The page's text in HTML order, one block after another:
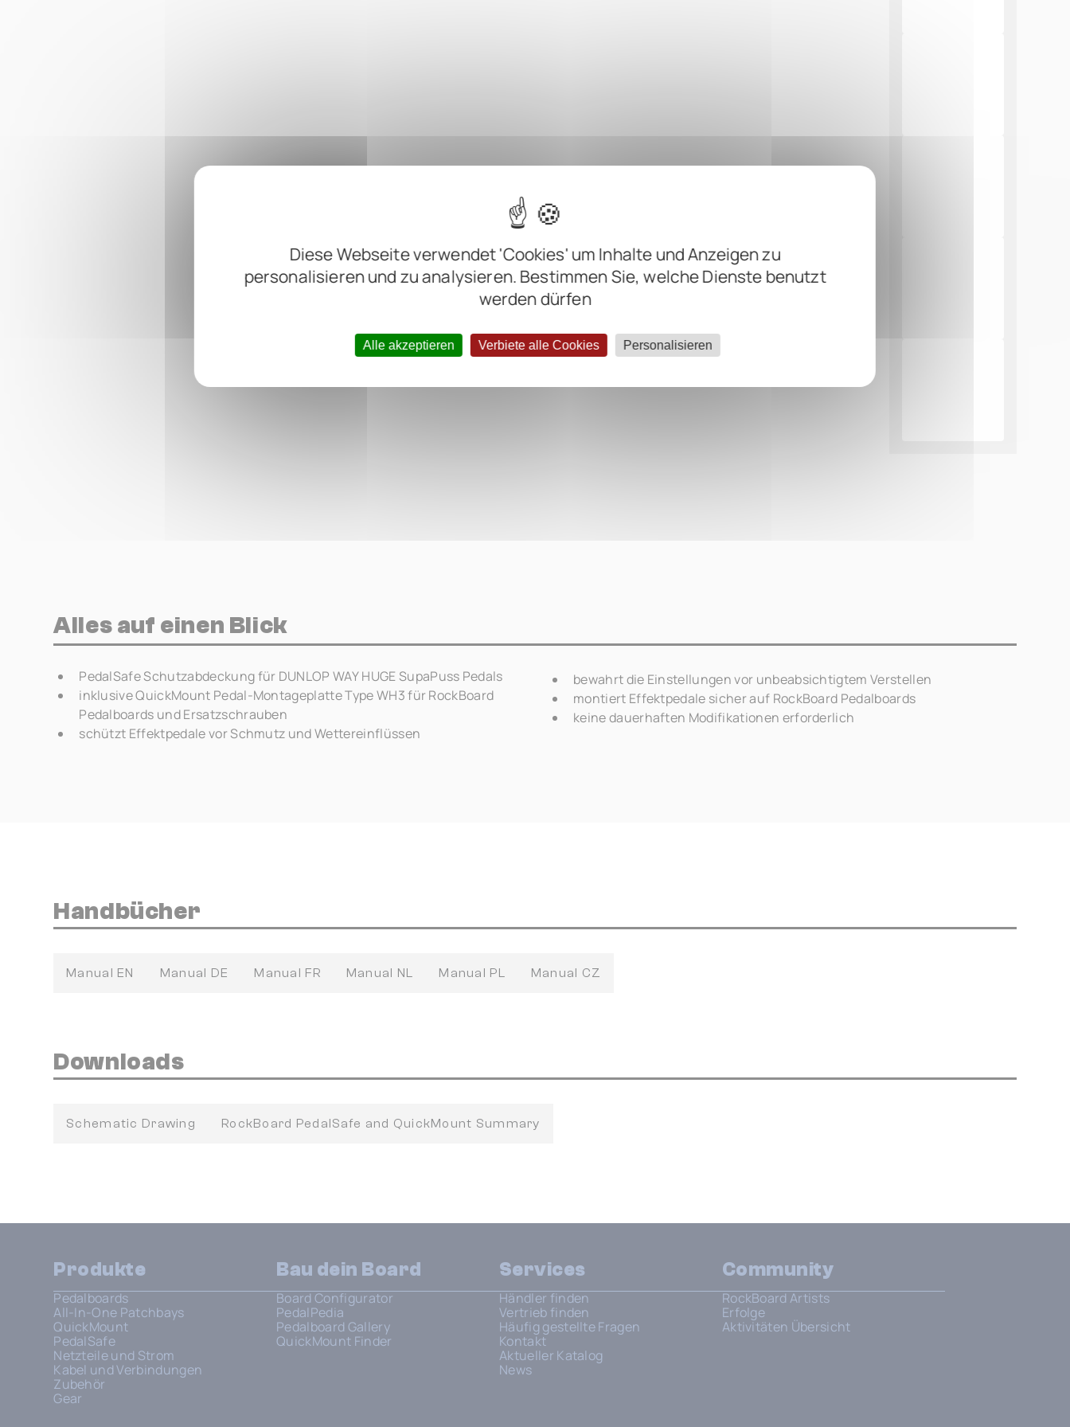
Diese Webseite verwendet 'Cookies' um Inhalte und Anzeigen zu
personalisieren und zu analysieren. Bestimmen Sie, welche Dienste benutzt
werden dürfen
Alle akzeptieren Verbiete alle Cookies Personalisieren
Alles auf einen Blick
PedalSafe Schutzabdeckung für DUNLOP WAY HUGE SupaPuss Pedals
inklusive QuickMount Pedal-Montageplatte Type WH3 für RockBoard
Pedalboards und Ersatzschrauben
schützt Effektpedale vor Schmutz und Wettereinflüssen
bewahrt die Einstellungen vor unbeabsichtigtem Verstellen
montiert Effektpedale sicher auf RockBoard Pedalboards
keine dauerhaften Modifikationen erforderlich
Handbücher
Manual EN Manual DE Manual FR Manual NL Manual PL Manual CZ
Downloads
Schematic Drawing RockBoard PedalSafe and QuickMount Summary
Produkte
Pedalboards
All-In-One Patchbays
QuickMount
PedalSafe
Netzteile und Strom
Kabel und Verbindungen
Zubehör
Gear
Bau dein Board
Board Configurator
PedalPedia
Pedalboard Gallery
QuickMount Finder
Services
Händler finden
Vertrieb finden
Häufig gestellte Fragen
Kontakt
Aktueller Katalog
News
Community
RockBoard Artists
Erfolge
Aktivitäten Übersicht